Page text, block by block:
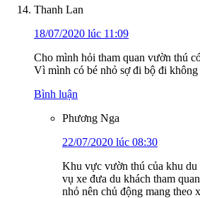
Thanh Lan
18/07/2020 lúc 11:09
Cho mình hỏi tham quan vườn thú
Vì mình có bé nhỏ sợ đi bộ đi không
Bình luận
Phương Nga
22/07/2020 lúc 08:30
Khu vực vườn thú của khu du
vụ xe đưa du khách tham
nhỏ nên chủ động mang theo